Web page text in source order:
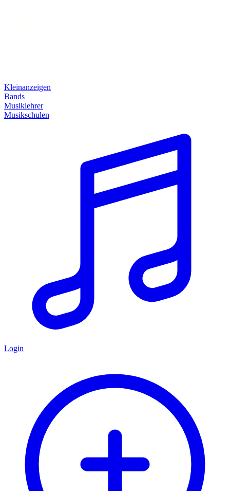
Kleinanzeigen
Bands
Musiklehrer
Musikschulen
Login